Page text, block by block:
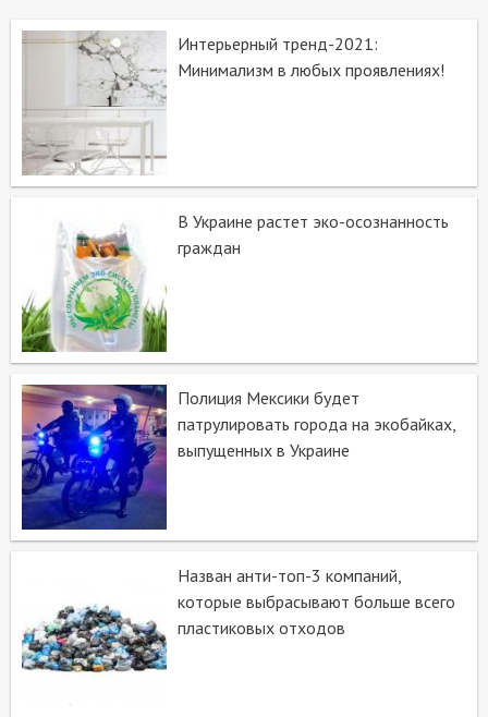
Интерьерный тренд-2021:
Минимализм в любых проявлениях!
В Украине растет эко-осознанность
граждан
Полиция Мексики будет
патрулировать города на экобайках,
выпущенных в Украине
Назван анти-топ-3 компаний,
которые выбрасывают больше всего
пластиковых отходов